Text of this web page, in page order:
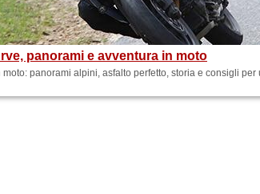
panorami e avventura in moto
panorami alpini, asfalto perfetto, storia e consigli